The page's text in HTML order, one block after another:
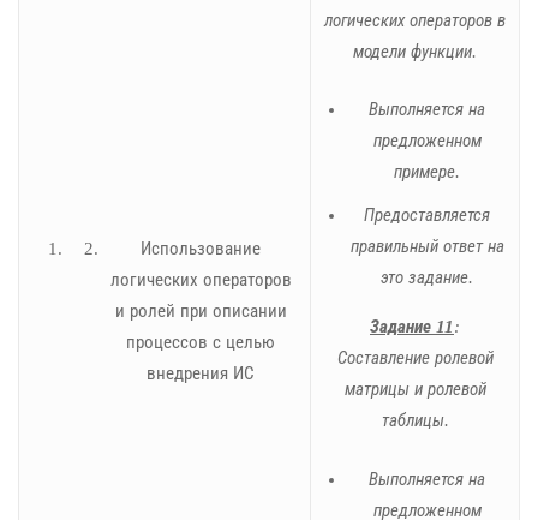
Использование
логических операторов
и ролей при описании
процессов с целью
внедрения ИС
логических операторов в
модели функции.
Выполняется на
предложенном
примере.
Предоставляется
правильный ответ на
это задание.
Задание 11:
Составление ролевой
матрицы и ролевой
таблицы.
Выполняется на
предложенном